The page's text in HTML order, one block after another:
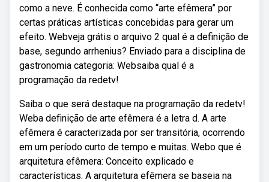
como a neve. É conhecida como “arte efêmera” por
certas práticas artísticas concebidas para gerar um
efeito. Webveja grátis o arquivo 2 qual é a definição de
base, segundo arrhenius? Enviado para a disciplina de
gastronomia categoria: Websaiba qual é a
programação da redetv!
Saiba o que será destaque na programação da redetv!
Weba definição de arte efêmera é a letra d. A arte
efêmera é caracterizada por ser transitória, ocorrendo
em um período curto de tempo e muitas. Webo que é
arquitetura efêmera: Conceito explicado e
características. A arquitetura efêmera se baseia na